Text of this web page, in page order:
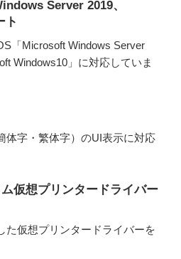
Server 2019、
ト
「Microsoft Windows Server
Windows10」に対応していま
体字・繁体字）のUI表示に対応
仮想プリンタードライバー
た仮想プリンタードライバーを